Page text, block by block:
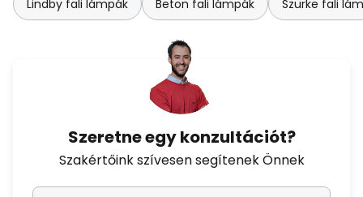
Lindby fali lámpák Beton fali lámpák Szürke fali
Szeretne egy konzultációt?
Szakértőink szívesen segítenek Önnek